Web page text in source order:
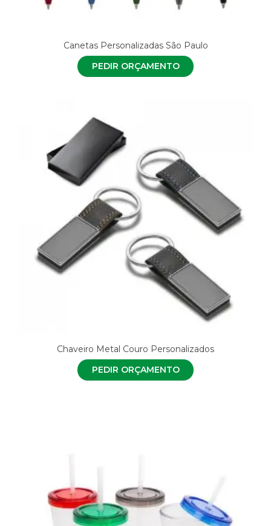
Canetas Personalizadas São Paulo
PEDIR ORÇAMENTO
Chaveiro Metal Couro Personalizados
PEDIR ORÇAMENTO